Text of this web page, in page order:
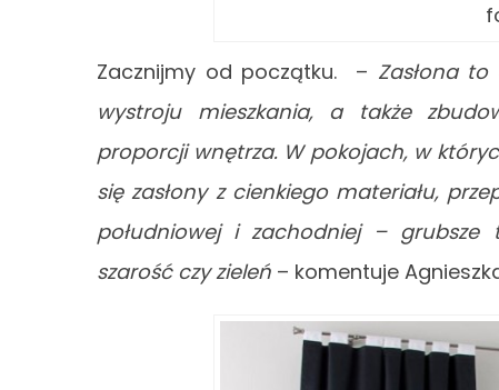
Zacznijmy od początku. – Zasłona
wystroju mieszkania, a także
proporcji wnętrza. W pokojach, w
się zasłony z cienkiego materiału,
południowej i zachodniej –
szarość czy zieleń – komentuje